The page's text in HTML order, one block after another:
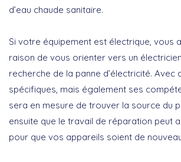
d’eau chaude sanitaire.
Si votre équipement est électrique, vous
raison de vous orienter vers un
recherche de la panne d’électricité. Avec
spécifiques, mais également ses
sera en mesure de trouver la source du
ensuite que le travail de réparation peut
pour que vos appareils soient de